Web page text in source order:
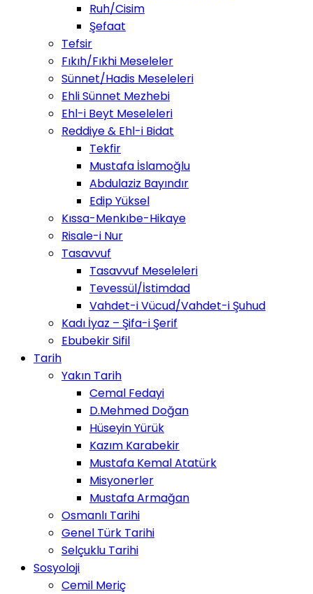
Ruh/Cisim
Şefaat
Tefsir
Fıkıh/Fıkhi Meseleler
Sünnet/Hadis Meseleleri
Ehli Sünnet Mezhebi
Ehl-i Beyt Meseleleri
Reddiye & Ehl-i Bidat
Tekfir
Mustafa İslamoğlu
Abdulaziz Bayındır
Edip Yüksel
Kıssa-Menkıbe-Hikaye
Risale-i Nur
Tasavvuf
Tasavvuf Meseleleri
Tevessül/İstimdad
Vahdet-i Vücud/Vahdet-i Şuhud
Kadı İyaz – Şifa-i Şerif
Ebubekir Sifil
Tarih
Yakın Tarih
Cemal Fedayi
D.Mehmed Doğan
Hüseyin Yürük
Kazım Karabekir
Mustafa Kemal Atatürk
Misyonerler
Mustafa Armağan
Osmanlı Tarihi
Genel Türk Tarihi
Selçuklu Tarihi
Sosyoloji
Cemil Meriç